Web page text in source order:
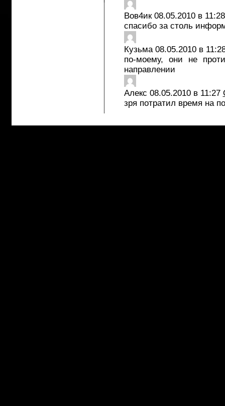
Вов4ик 08.05.2010 в 11:28
спасибо за столь
Кузьма 08.05.2010 в
по-моему, они не
направлении
Алекс 08.05.2010 в 11:27
зря потратил время на